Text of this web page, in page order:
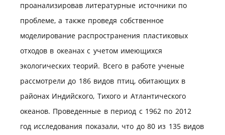
проанализировав литературные источники по
проблеме, а также проведя собственное
моделирование распространения пластиковых
отходов в океанах с учетом имеющихся
экологических теорий. Всего в работе ученые
рассмотрели до 186 видов птиц, обитающих в
районах Индийского, Тихого и Атлантического
океанов. Проведенные в период с 1962 по 2012
год исследования показали, что до 80 из 135 видов